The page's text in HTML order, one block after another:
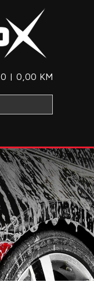
0 | 0,00 KM